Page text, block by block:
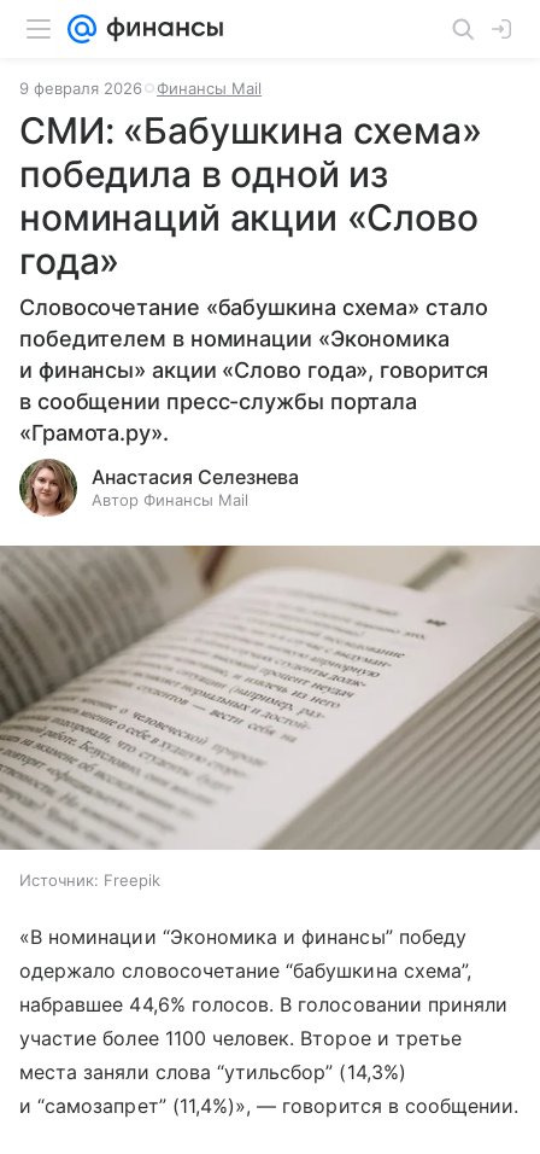
9 февраля 2026 Финансы Mail
СМИ: «Бабушкина схема»
победила в одной из
номинаций акции «Слово
года»
Словосочетание «бабушкина схема» стало
победителем в номинации «Экономика
и финансы» акции «Слово года», говорится
в сообщении пресс-службы портала
«Грамота.ру».
Анастасия Селезнева
Автор Финансы Mail
Источник: Freepik
«В номинации “Экономика и финансы” победу
одержало словосочетание “бабушкина схема”,
набравшее 44,6% голосов. В голосовании приняли
участие более 1100 человек. Второе и третье
места заняли слова “утильсбор” (14,3%)
и “самозапрет” (11,4%)», — говорится в сообщении.